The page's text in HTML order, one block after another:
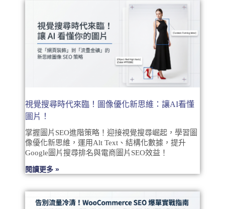
視覺搜尋時代來臨！圖像優化新思維：讓AI看懂
圖片！
掌握圖片SEO進階策略！迎接視覺搜尋崛起，學習圖
像優化新思維，運用Alt Text、結構化數據，提升
Google圖片搜尋排名與電商圖片SEO效益！
閱讀更多 »